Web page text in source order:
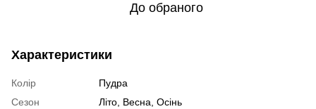
До обраного
Характеристики
Колір
Пудра
Сезон
Літо, Весна, Осінь